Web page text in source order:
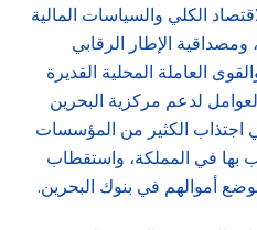
الكلي والسياسات المالية
الإطار الرقابي
العاملة المحلية القديرة
لدعم مركزية البحرين
الكثير من المؤسسات
بها في المملكة، واستقطاب
أموالهم في بنوك البحرين.